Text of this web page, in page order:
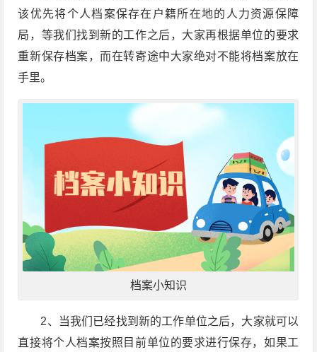
该优先将个人档案保存在户籍所在地的人力资源保障
局，等我们找到新的工作之后，大家再根据单位的要求
重新保存档案，而在转寄途中大家绝对不能将档案放在
手里。
档案小知识
2、当我们已经找到新的工作单位之后，大家就可以
直接将个人档案按照目前单位的要求进行保存，如果工